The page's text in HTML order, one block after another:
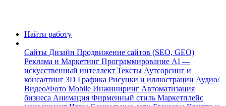
Найти работу
Сайты Дизайн Продвижение сайтов (SEO, GEO)
Реклама и Маркетинг Программирование AI —
искусственный интеллект Тексты Аутсорсинг и
консалтинг 3D Графика Рисунки и иллюстрации Аудио/
Видео/Фото Mobile Инжиниринг Автоматизация
бизнеса Анимация Фирменный стиль Маркетплейс